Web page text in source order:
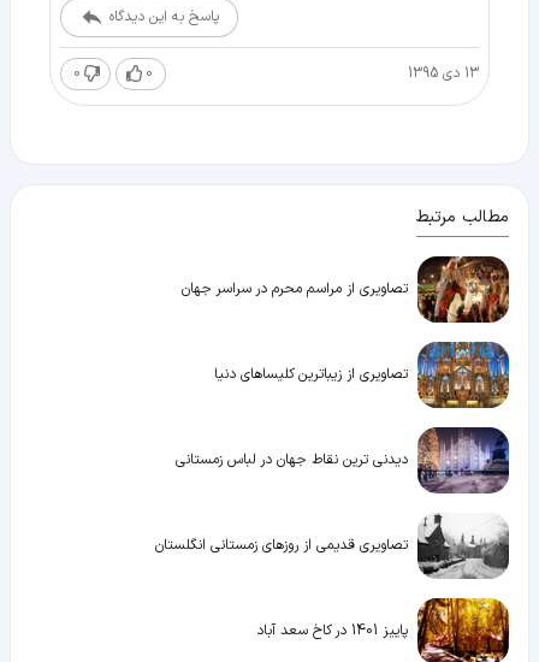
پاسخ به این دیدگاه
13 دی 1395 0
0
مطالب مرتبط
تصاویری از مراسم محرم در سراسر جهان
تصاویری از زیباترین کلیساهای دنیا
دیدنی ترین نقاط جهان در لباس زمستانی
تصاویری قدیمی از روزهای زمستانی انگلستان
پاییز 1401 در کاخ سعد آباد